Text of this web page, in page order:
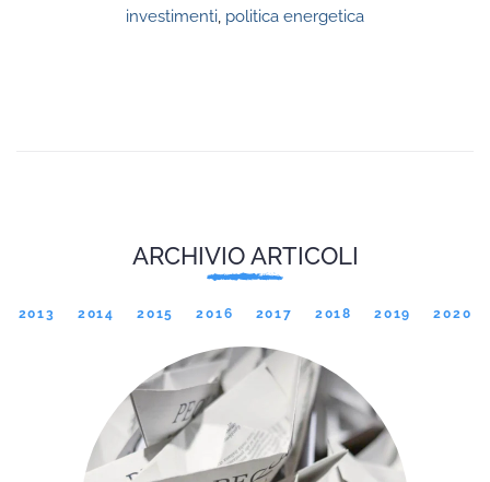
investimenti, politica energetica
ARCHIVIO ARTICOLI
2013 2014 2015 2016 2017 2018 2019 2020